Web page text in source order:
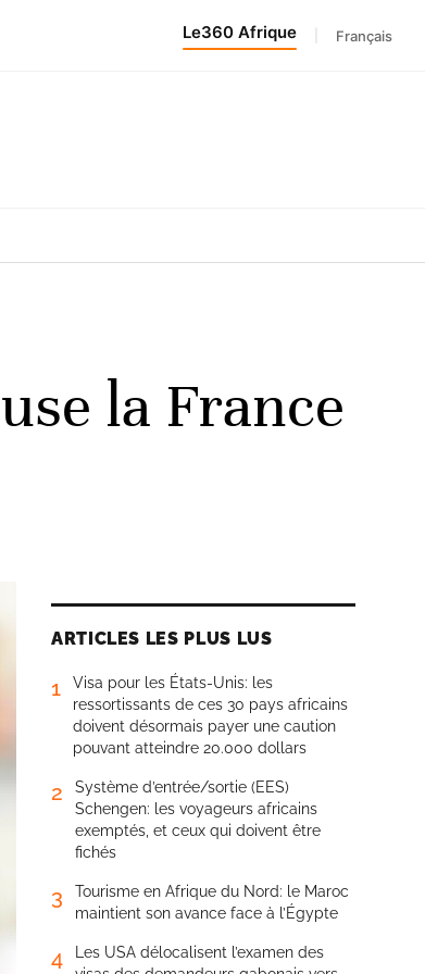
Le360 Afrique Français
la France
ARTICLES LES PLUS LUS
1
Visa pour les États-Unis: les
ressortissants de ces 30 pays africains
doivent désormais payer une caution
pouvant atteindre 20.000 dollars
2
Système d’entrée/sortie (EES)
Schengen: les voyageurs africains
exemptés, et ceux qui doivent être
fichés
3
Tourisme en Afrique du Nord: le Maroc
maintient son avance face à l’Égypte
4
Les USA délocalisent l’examen des